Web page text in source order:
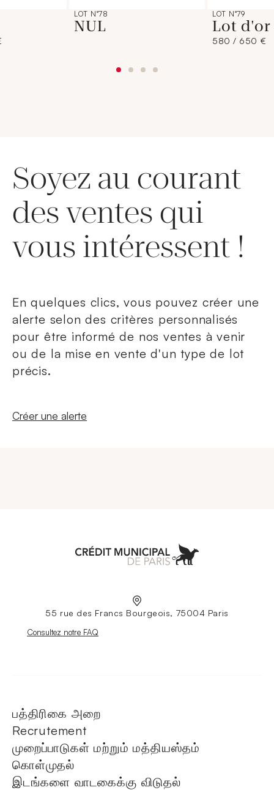
LOT N°78
NUL
LOT N°79
Lot d'or
580 / 650 €
Soyez au courant
des ventes qui
vous intéressent !
En quelques clics, vous pouvez créer une
alerte selon des critères personnalisés
pour être informé de nos ventes à venir
ou de la mise en vente d'un type de lot
précis.
Nouvelle fenêtre
Créer une alerte
55 rue des Francs Bourgeois, 75004 Paris
Nouvelle fenêtre
Consultez notre FAQ
பத்திரிகை அறை
Recrutement
முறைப்பாடுகள் மற்றும் மத்தியஸ்தம்
கொள்முதல்
இடங்களை வாடகைக்கு விடுதல்